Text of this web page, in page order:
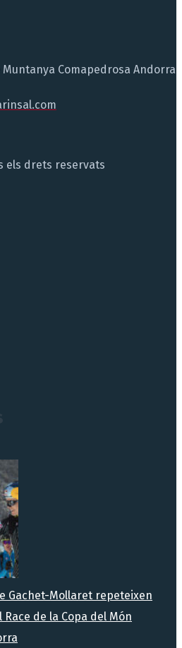
Comapedrosa Andorra
els drets reservats
Gachet-Mollaret repeteixen
de la Copa del Món